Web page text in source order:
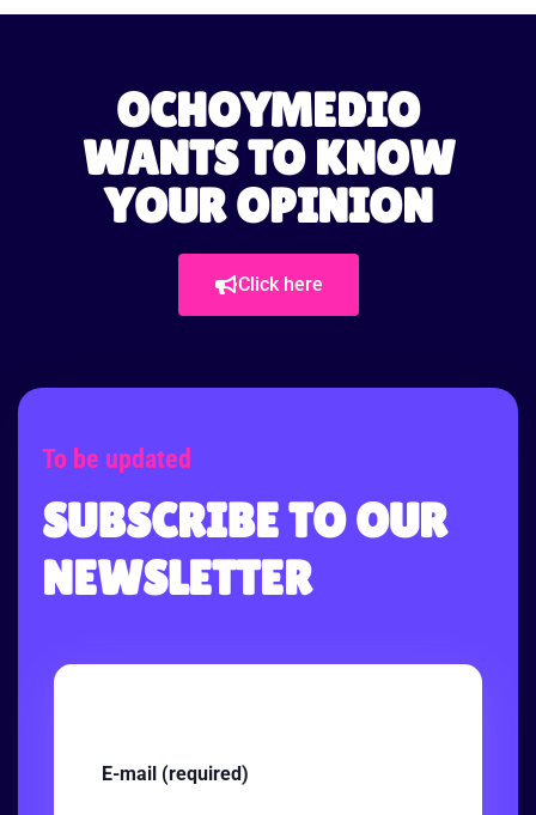
OCHOYMEDIO
WANTS TO KNOW
YOUR OPINION
Click here
To be updated
SUBSCRIBE TO OUR
NEWSLETTER
E-mail (required)